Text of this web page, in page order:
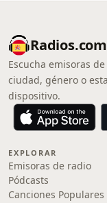
Escucha emisoras
ciudad, género o
dispositivo.
EXPLORAR
Emisoras de radio
Pódcasts
Canciones Populares